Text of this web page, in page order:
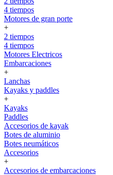
4 tiempos
Motores de gran porte
+
2 tiempos
4 tiempos
Motores Electricos
Embarcaciones
+
Lanchas
Kayaks y paddles
+
Kayaks
Paddles
Accesorios de kayak
Botes de aluminio
Botes neumáticos
Accesorios
+
Accesorios de embarcaciones